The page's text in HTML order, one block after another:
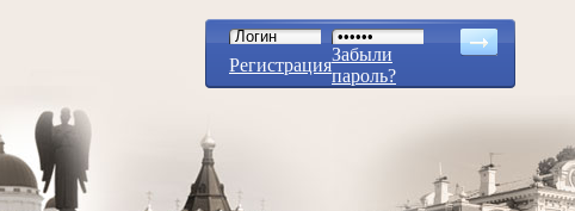
Регистрация
Забыли
пароль?